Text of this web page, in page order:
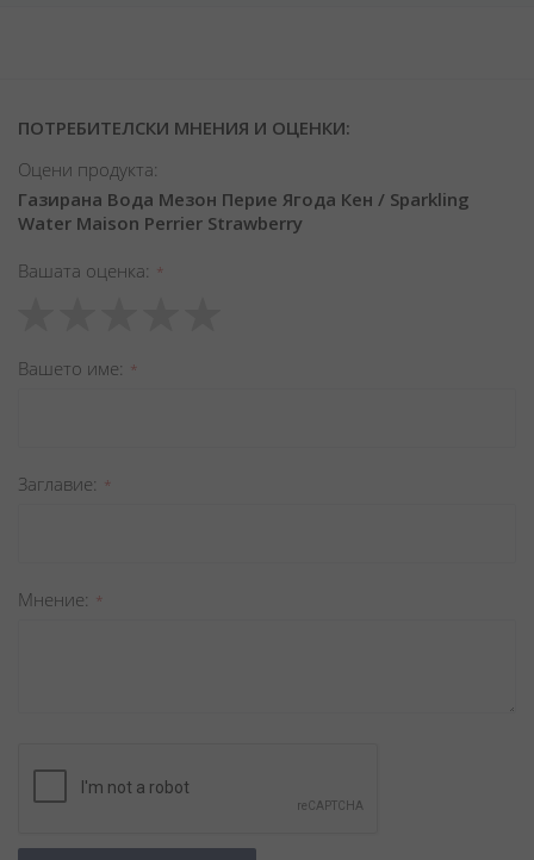
ПОТРЕБИТЕЛСКИ МНЕНИЯ И ОЦЕНКИ:
Оцени продукта:
Газирана Вода Мезон Перие Ягода Кен / Sparkling
Water Maison Perrier Strawberry
Вашата оценка
star
stars
stars
stars
stars
Вашето име
Заглавиe
Мнение